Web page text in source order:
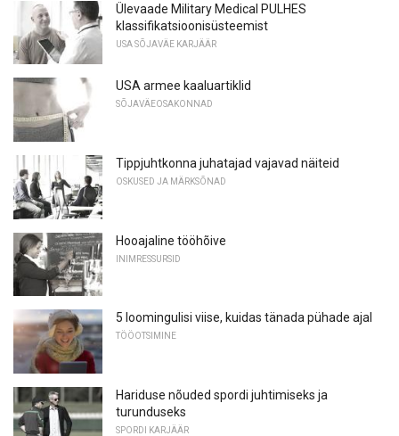
Ülevaade Military Medical PULHES
klassifikatsioonisüsteemist
USA SÕJAVÄE KARJÄÄR
USA armee kaaluartiklid
SÕJAVÄEOSAKONNAD
Tippjuhtkonna juhatajad vajavad näiteid
OSKUSED JA MÄRKSÕNAD
Hooajaline tööhõive
INIMRESSURSID
5 loomingulisi viise, kuidas tänada pühade ajal
TÖÖOTSIMINE
Hariduse nõuded spordi juhtimiseks ja
turunduseks
SPORDI KARJÄÄR